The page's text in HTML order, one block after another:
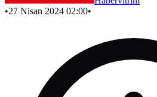
•27 Nisan 2024 02:00•